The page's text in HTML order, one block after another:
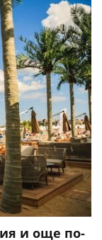
и още по-